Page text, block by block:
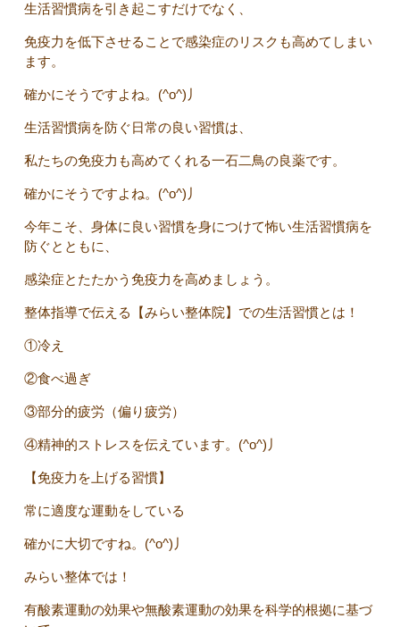
生活習慣病を引き起こすだけでなく、
免疫力を低下させることで感染症のリスクも高めてしまい
ます。
確かにそうですよね。(^o^)丿
生活習慣病を防ぐ日常の良い習慣は、
私たちの免疫力も高めてくれる一石二鳥の良薬です。
確かにそうですよね。(^o^)丿
今年こそ、身体に良い習慣を身につけて怖い生活習慣病を
防ぐとともに、
感染症とたたかう免疫力を高めましょう。
整体指導で伝える【みらい整体院】での生活習慣とは！
①冷え
②食べ過ぎ
③部分的疲労（偏り疲労）
④精神的ストレスを伝えています。(^o^)丿
【免疫力を上げる習慣】
常に適度な運動をしている
確かに大切ですね。(^o^)丿
みらい整体では！
有酸素運動の効果や無酸素運動の効果を科学的根拠に基づ